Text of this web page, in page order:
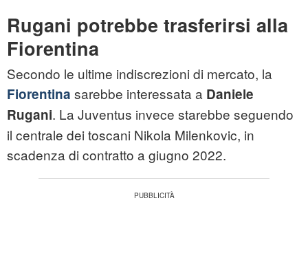
Rugani potrebbe trasferirsi alla
Fiorentina
Secondo le ultime indiscrezioni di mercato, la
Fiorentina sarebbe interessata a Daniele
Rugani. La Juventus invece starebbe seguendo
il centrale dei toscani Nikola Milenkovic, in
scadenza di contratto a giugno 2022.